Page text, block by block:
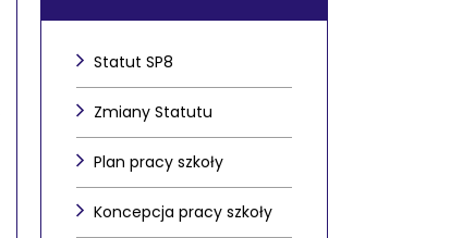
Statut SP8
Zmiany Statutu
Plan pracy szkoły
Koncepcja pracy szkoły